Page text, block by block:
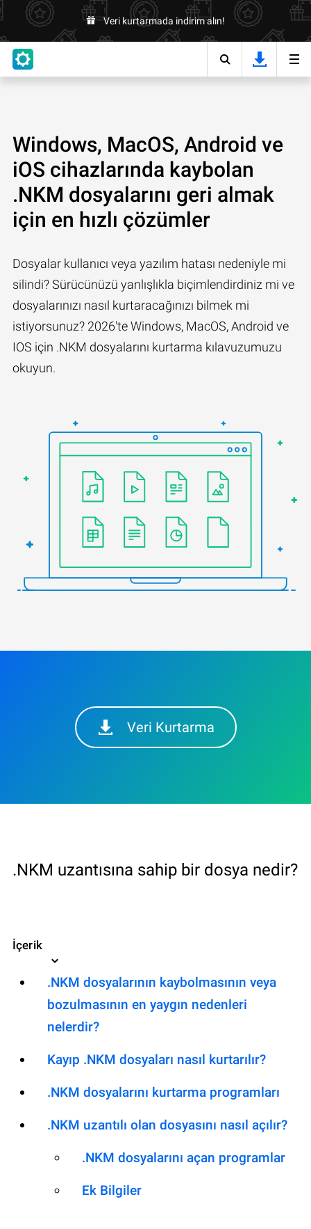
Veri kurtarmada indirim alın!
Windows, MacOS, Android ve
iOS cihazlarında kaybolan
.NKM dosyalarını geri almak
için en hızlı çözümler
Dosyalar kullanıcı veya yazılım hatası nedeniyle mi
silindi? Sürücünüzü yanlışlıkla biçimlendirdiniz mi ve
dosyalarınızı nasıl kurtaracağınızı bilmek mi
istiyorsunuz? 2026'te Windows, MacOS, Android ve
IOS için .NKM dosyalarını kurtarma kılavuzumuzu
okuyun.
Veri Kurtarma
.NKM uzantısına sahip bir dosya nedir?
İçerik
.NKM dosyalarının kaybolmasının veya
bozulmasının en yaygın nedenleri
nelerdir?
Kayıp .NKM dosyaları nasıl kurtarılır?
.NKM dosyalarını kurtarma programları
.NKM uzantılı olan dosyasını nasıl açılır?
.NKM dosyalarını açan programlar
Ek Bilgiler